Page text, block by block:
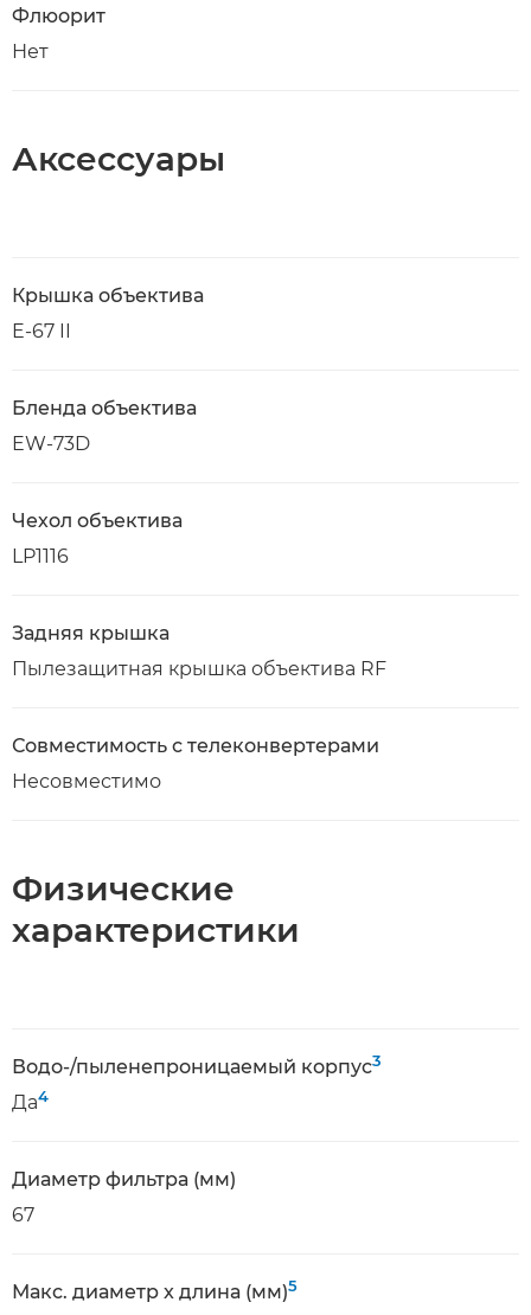
Флюорит
Нет
Аксессуары
Крышка объектива
E-67 II
Бленда объектива
EW-73D
Чехол объектива
LP1116
Задняя крышка
Пылезащитная крышка объектива RF
Совместимость с телеконвертерами
Несовместимо
Физические
характеристики
Водо-/пыленепроницаемый корпус3
Да4
Диаметр фильтра (мм)
67
Макс. диаметр x длина (мм)5